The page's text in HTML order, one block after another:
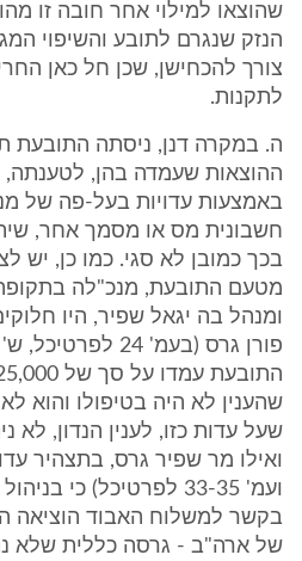
שהוצאו למילוי אחר חובה זו
הנזק שנגרם לתובע והשיפוי
לתקנות.
ה. במקרה דנן, ניסתה התובעת
ההוצאות שעמדה בהן,
באמצעות עדויות בעל-פה של
חשבונית מס או מסמך אחר,
בכך כמובן לא סגי. כמו כן, יש
מטעם התובעת, מנכ"לה בתקופה
ומנהל בה יגאל שפיר, היו
שהענין לא היה בטיפולו והוא
שעל עדות כזו, לענין הנדון,
ועמ' 33-35 לפרטיכל) כי
של ארה"ב - גרסה כללית שלא